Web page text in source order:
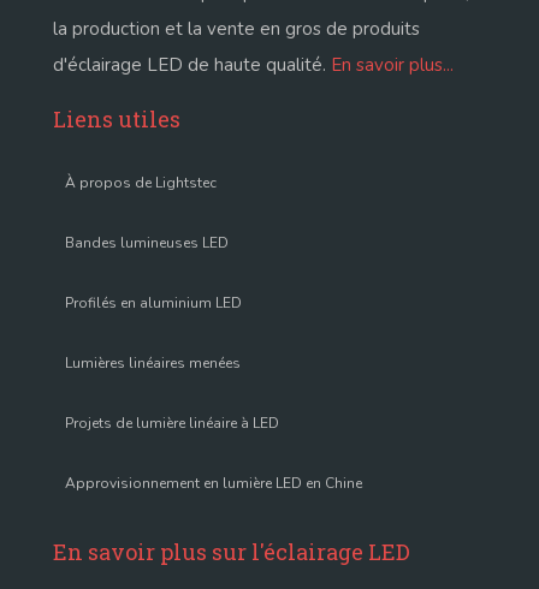
la production et la vente en gros de produits
d'éclairage LED de haute qualité. En savoir plus...
Liens utiles
À propos de Lightstec
Bandes lumineuses LED
Profilés en aluminium LED
Lumières linéaires menées
Projets de lumière linéaire à LED
Approvisionnement en lumière LED en Chine
En savoir plus sur l'éclairage LED